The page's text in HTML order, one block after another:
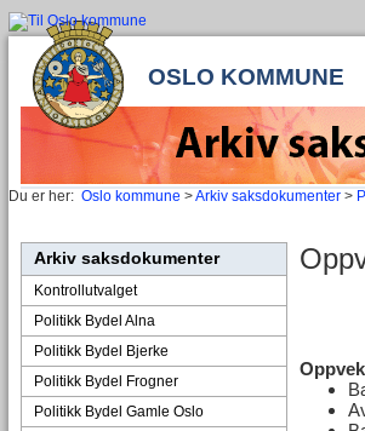
OSLO KOMMUNE
Du er her: Oslo kommune >Arkiv saksdokumenter >
Arkiv saksdokumenter
Kontrollutvalget
Politikk Bydel Alna
Politikk Bydel Bjerke
Politikk Bydel Frogner
Politikk Bydel Gamle Oslo